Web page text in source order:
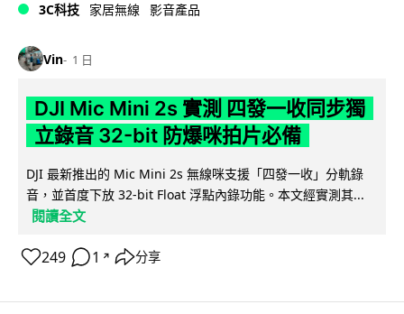
3C科技 家居無線 影音產品
Vin 1 日
DJI Mic Mini 2s 實測 四發一收同步獨
立錄音 32-bit 防爆咪拍片必備
DJI 最新推出的 Mic Mini 2s 無線咪支援「四發一收」分軌錄
音，並首度下放 32-bit Float 浮點內錄功能。本文經實測其...
閱讀全文
249 1 ↗ 分享